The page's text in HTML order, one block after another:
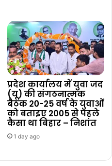
प्रदेश कार्यालय में युवा जद
(यू) की संगठनात्मक
बैठक 20-25 वर्ष के युवाओं
को बताइए 2005 से पहले
कैसा था बिहार – निशांत
1 day ago